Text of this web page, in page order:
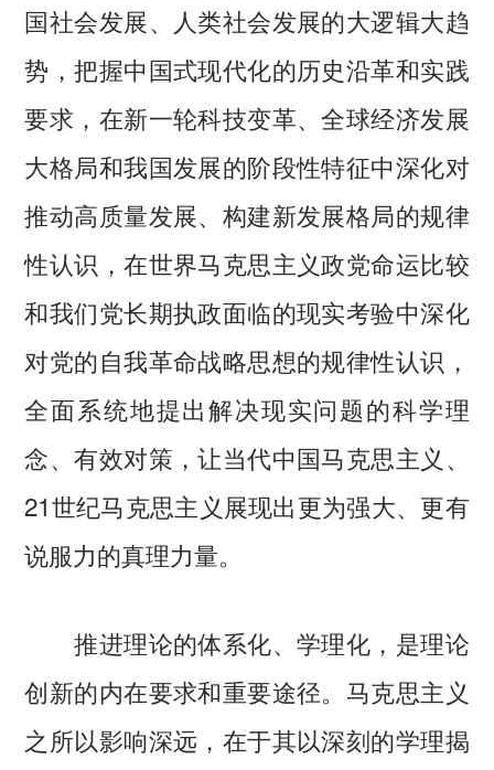
国社会发展、人类社会发展的大逻辑大趋
势，把握中国式现代化的历史沿革和实践
要求，在新一轮科技变革、全球经济发展
大格局和我国发展的阶段性特征中深化对
推动高质量发展、构建新发展格局的规律
性认识，在世界马克思主义政党命运比较
和我们党长期执政面临的现实考验中深化
对党的自我革命战略思想的规律性认识，
全面系统地提出解决现实问题的科学理
念、有效对策，让当代中国马克思主义、
21世纪马克思主义展现出更为强大、更有
说服力的真理力量。
推进理论的体系化、学理化，是理论
创新的内在要求和重要途径。马克思主义
之所以影响深远，在于其以深刻的学理揭